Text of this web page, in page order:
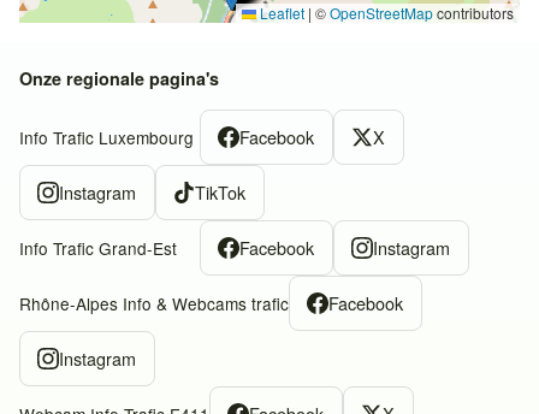
Leaflet | ©OpenStreetMapcontributors
Onze regionale pagina's
Info Trafic Luxembourg Facebook X
Instagram TikTok
Info Trafic Grand-Est Facebook Instagram
Rhône-Alpes Info & Webcams trafic Facebook
Instagram